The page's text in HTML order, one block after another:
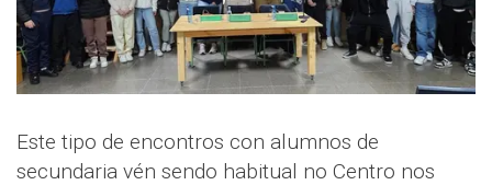
Este tipo de encontros con alumnos de
secundaria vén sendo habitual no Centro nos